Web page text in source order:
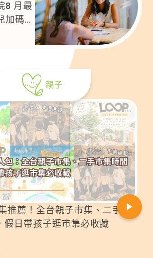
8 月最
加碼政
親子
推薦！全台親子市集、二手市
假日帶孩子逛市集必收藏